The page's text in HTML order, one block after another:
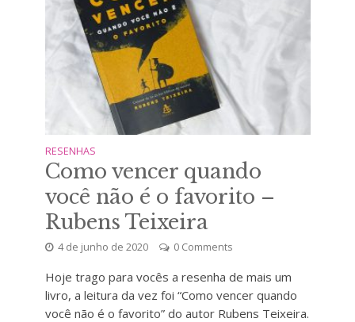
RESENHAS
Como vencer quando
você não é o favorito –
Rubens Teixeira
4 de junho de 2020 0 Comments
Hoje trago para vocês a resenha de mais um
livro, a leitura da vez foi “Como vencer quando
você não é o favorito” do autor Rubens Teixeira.